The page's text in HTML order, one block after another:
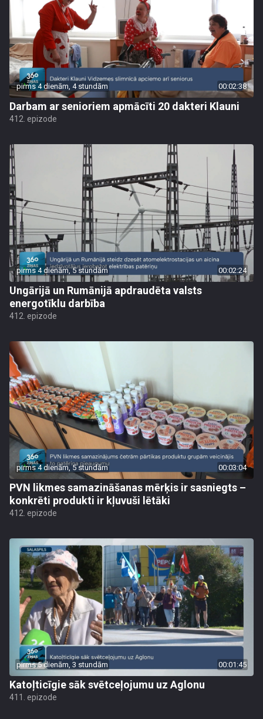
pirms 4 dienām, 4 stundām 00:02:38
Darbam ar senioriem apmācīti 20 dakteri Klauni
412. epizode
pirms 4 dienām, 5 stundām 00:02:24
Ungārijā un Rumānijā apdraudēta valsts
energotīklu darbība
412. epizode
pirms 4 dienām, 5 stundām 00:03:04
PVN likmes samazināšanas mērķis ir sasniegts –
konkrēti produkti ir kļuvuši lētāki
412. epizode
pirms 5 dienām, 3 stundām 00:01:45
Katoļticīgie sāk svētceļojumu uz Aglonu
411. epizode